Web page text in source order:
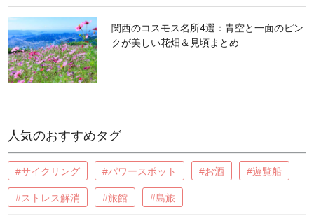
関西のコスモス名所4選：青空と一面のピン
クが美しい花畑＆見頃まとめ
人気のおすすめタグ
#サイクリング #パワースポット #お酒 #遊覧船
#ストレス解消 #旅館 #島旅